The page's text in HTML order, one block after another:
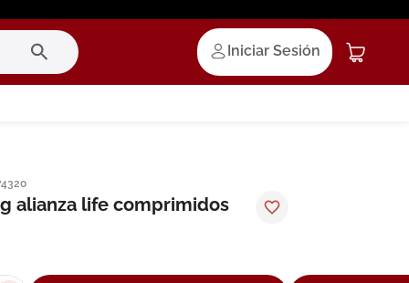
Iniciar Sesión
alianza life comprimidos